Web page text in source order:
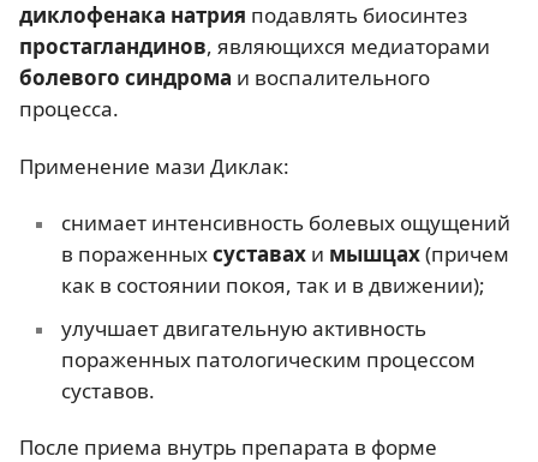
диклофенака натрия подавлять биосинтез
простагландинов, являющихся медиаторами
болевого синдрома и воспалительного
процесса.
Применение мази Диклак:
снимает интенсивность болевых ощущений
в пораженныхсуставахи мышцах(причем
как в состоянии покоя, так и в движении);
улучшает двигательную активность
пораженных патологическим процессом
суставов.
После приема внутрь препарата в форме